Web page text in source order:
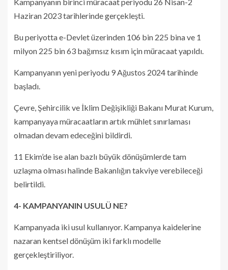
Haziran 2023 tarihlerinde gerçekleşti.
Bu periyotta e-Devlet üzerinden 106 bin 225 bina ve 1
milyon 225 bin 63 bağımsız kısım için müracaat yapıldı.
Kampanyanın yeni periyodu 9 Ağustos 2024 tarihinde
başladı.
Çevre, Şehircilik ve İklim Değişikliği Bakanı Murat Kurum,
kampanyaya müracaatların artık mühlet sınırlaması
olmadan devam edeceğini bildirdi.
11 Ekim’de ise alan bazlı büyük dönüşümlerde tam
uzlaşma olması halinde Bakanlığın takviye verebileceği
belirtildi.
4- KAMPANYANIN USULÜ NE?
Kampanyada iki usul kullanıyor. Kampanya kaidelerine
nazaran kentsel dönüşüm iki farklı modelle
gerçekleştiriliyor.